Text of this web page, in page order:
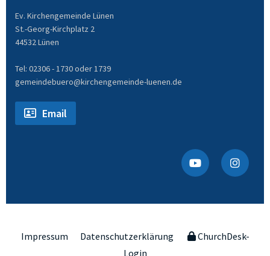
Ev. Kirchengemeinde Lünen
St.-Georg-Kirchplatz 2
44532 Lünen
Tel: 02306 - 1730 oder 1739
gemeindebuero@kirchengemeinde-luenen.de
Email
Impressum Datenschutzerklärung
ChurchDesk-
Login